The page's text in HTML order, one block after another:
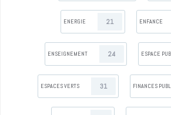
ENERGIE 21 ENFANCE
ENSEIGNEMENT 24 ESPACE
ESPACES VERTS 31 FINANCES